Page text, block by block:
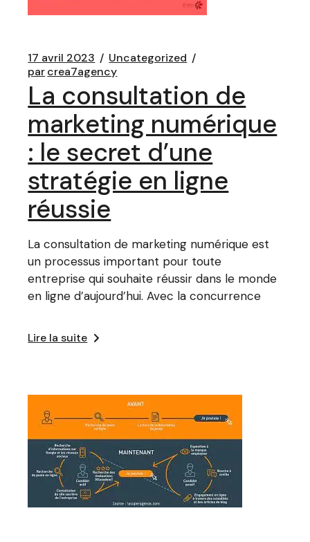
17 avril 2023
Uncategorized
parcrea7agency
La consultation de
marketing numérique
: le secret d’une
stratégie en ligne
réussie
La consultation de marketing numérique est
un processus important pour toute
entreprise qui souhaite réussir dans le monde
en ligne d’aujourd’hui. Avec la concurrence
Lire la suite